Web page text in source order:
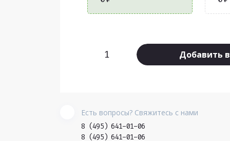
Добавить
Есть вопросы? Свяжитесь с нами
8 (495) 641-01-06
8 (495) 641-01-06